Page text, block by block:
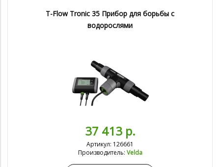
T-Flow Tronic 35 Прибор для борьбы с
водорослями
37 413 р.
Артикул: 126661
Производитель: Velda